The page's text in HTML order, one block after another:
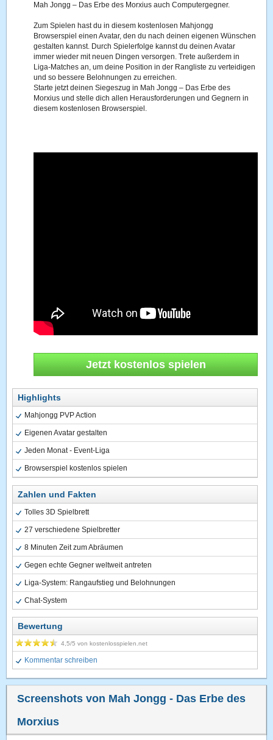
Mah Jongg – Das Erbe des Morxius auch Computergegner.
Zum Spielen hast du in diesem kostenlosen Mahjongg
Browserspiel einen Avatar, den du nach deinen eigenen Wünschen
gestalten kannst. Durch Spielerfolge kannst du deinen Avatar
immer wieder mit neuen Dingen versorgen. Trete außerdem in
Liga-Matches an, um deine Position in der Rangliste zu verteidigen
und so bessere Belohnungen zu erreichen.
Starte jetzt deinen Siegeszug in Mah Jongg – Das Erbe des
Morxius und stelle dich allen Herausforderungen und Gegnern in
diesem kostenlosen Browserspiel.
Jetzt kostenlos spielen
Highlights
Mahjongg PVP Action
Eigenen Avatar gestalten
Jeden Monat - Event-Liga
Browserspiel kostenlos spielen
Zahlen und Fakten
Tolles 3D Spielbrett
27 verschiedene Spielbretter
8 Minuten Zeit zum Abräumen
Gegen echte Gegner weltweit antreten
Liga-System: Rangaufstieg und Belohnungen
Chat-System
Bewertung
4,5/5 vonkostenlosspielen.net
Kommentar schreiben
Screenshots von Mah Jongg - Das Erbe des
Morxius